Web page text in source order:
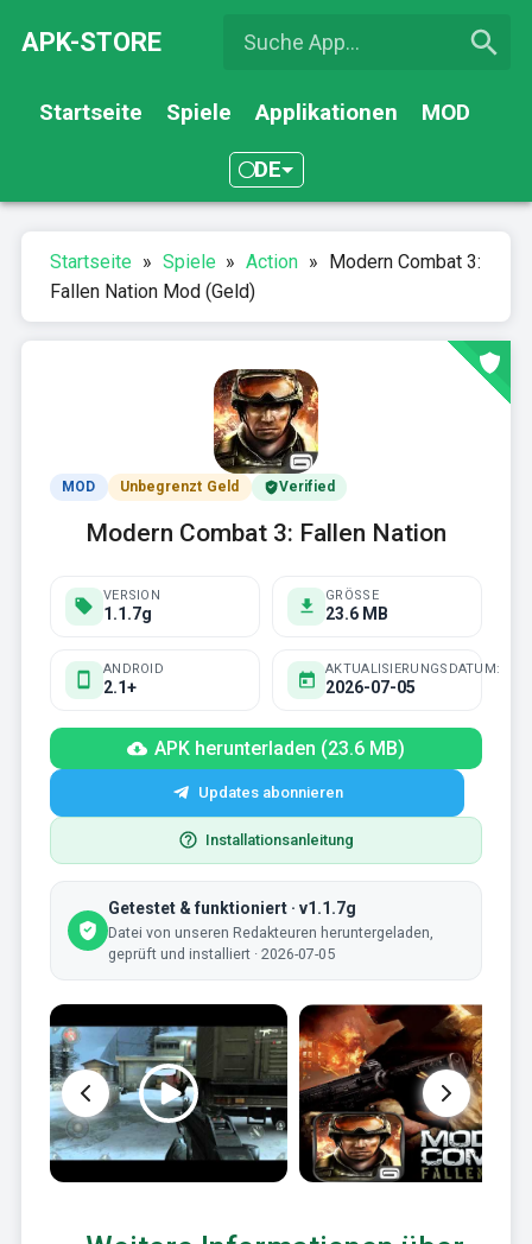
APK-STORE
Startseite Spiele Applikationen MOD
DE
Startseite » Spiele » Action » Modern Combat 3:
Fallen Nation Mod (Geld)
MOD Unbegrenzt Geld Verified
Modern Combat 3: Fallen Nation
VERSION
1.1.7g
GRÖSSE
23.6 MB
ANDROID
2.1+
AKTUALISIERUNGSDATUM:
2026-07-05
APK herunterladen (23.6 MB)
Updates abonnieren
Installationsanleitung
Getestet & funktioniert · v1.1.7g
Datei von unseren Redakteuren heruntergeladen,
geprüft und installiert · 2026-07-05